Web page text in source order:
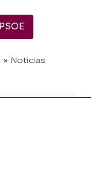
PSOE
» Noticias